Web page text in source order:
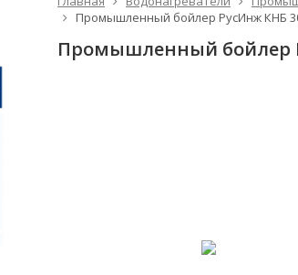
Промышленный бойлер РусИнж КНБ
Промышленный бойлер